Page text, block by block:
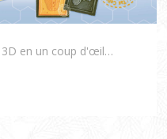
3D en un coup d'œil…